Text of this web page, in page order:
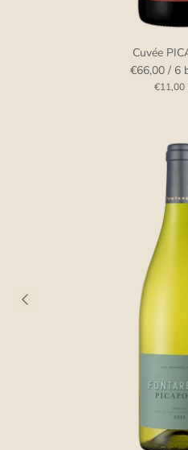
Cuvée
€66,00 / 6
€11,00